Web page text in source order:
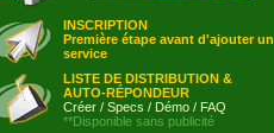
INSCRIPTION
Première étape avant d'ajouter un
service
LISTE DE DISTRIBUTION &
AUTO-RÉPONDEUR
Créer / Specs / Démo / FAQ
**Disponible sans publicité